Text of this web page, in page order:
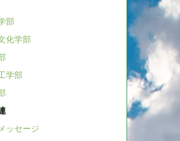
部
化学部
学部
ッセージ